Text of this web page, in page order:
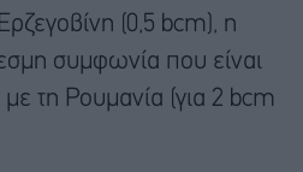
(0,5 bcm), η
συμφωνία που είναι
τη Ρουμανία (για 2 bcm